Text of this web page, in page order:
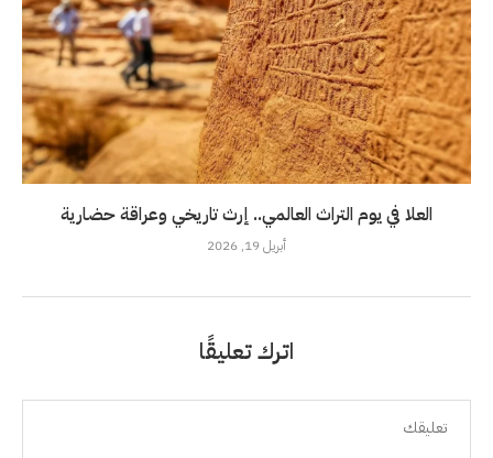
العلا في يوم التراث العالمي.. إرث تاريخي وعراقة حضارية
أبريل 19, 2026
اترك تعليقًا